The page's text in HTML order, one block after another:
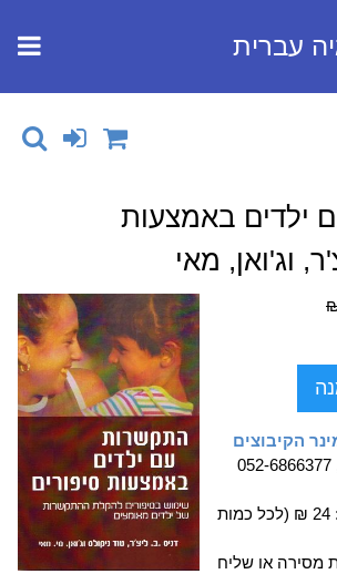
עברית
ילדים באמצעות
וג'ואן, מאי
הקיבוצים
03-6990354, 052-6866377
24 ₪ (לכל כמות
מסירה או שליח